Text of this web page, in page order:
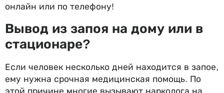
онлайн или по телефону!
Вывод из запоя на дому или в
стационаре?
Если человек несколько дней находится в запое,
ему нужна срочная медицинская помощь. По